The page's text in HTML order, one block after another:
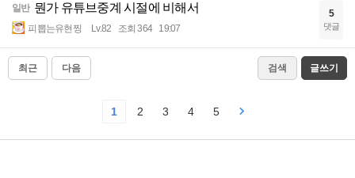
일반 뭔가 유튜브중계 시절에 비해서
피뽑는유현찡 Lv.82 조회 364 19:07
5
댓글
최근 다음 검색 글쓰기
1 2 3 4 5